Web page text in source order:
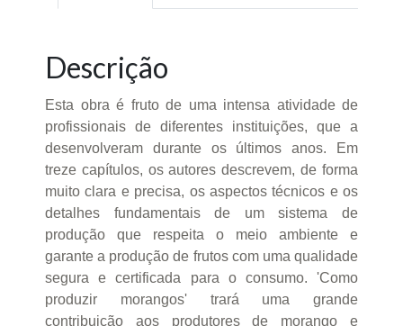
Descrição
Esta obra é fruto de uma intensa atividade de
profissionais de diferentes instituições, que a
desenvolveram durante os últimos anos. Em
treze capítulos, os autores descrevem, de forma
muito clara e precisa, os aspectos técnicos e os
detalhes fundamentais de um sistema de
produção que respeita o meio ambiente e
garante a produção de frutos com uma qualidade
segura e certificada para o consumo. 'Como
produzir morangos' trará uma grande
contribuição aos produtores de morango e